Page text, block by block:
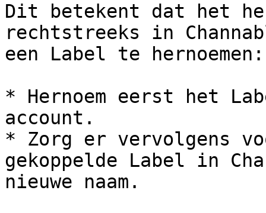
Dit betekent dat het
rechtstreeks in
een Label te hernoemen:
* Hernoem eerst het
account.
* Zorg er vervolgens
gekoppelde Label in
nieuwe naam.